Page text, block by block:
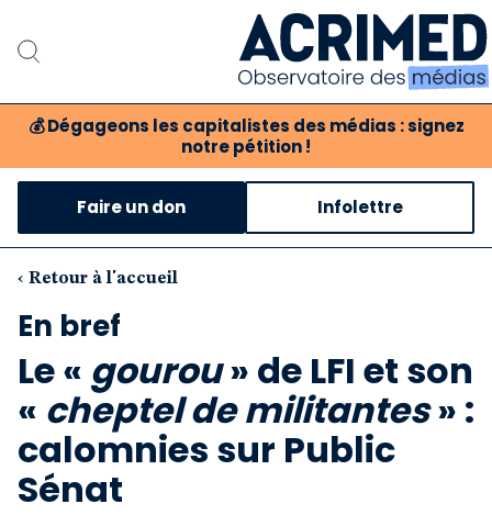
💰 Dégageons les capitalistes des médias : signez
notre pétition !Notre association
Notre critique des médias
Boutique
Faire un don Infolettre
‹ Retour à l'accueil
En bref
Le « gourou» de LFI et son
« cheptel de militantes» :
calomnies sur Public
Sénat